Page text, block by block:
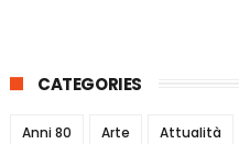
CATEGORIES
Anni 80 Arte Attualità